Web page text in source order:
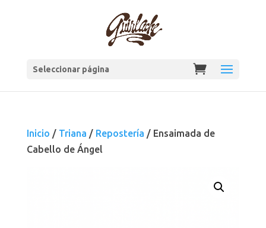
Seleccionar página
Inicio / Triana / Repostería / Ensaimada de
Cabello de Ángel